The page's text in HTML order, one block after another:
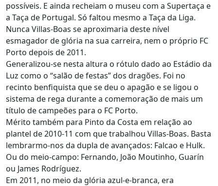
possíveis. E ainda recheiam o museu com a Supertaça e
a Taça de Portugal. Só faltou mesmo a Taça da Liga.
Nunca Villas-Boas se aproximaria deste nível
esmagador de glória na sua carreira, nem o próprio FC
Porto depois de 2011.
Generalizou-se nesta altura o rótulo dado ao Estádio da
Luz como o “salão de festas” dos dragões. Foi no
recinto benfiquista que se deu o apagão e se ligou o
sistema de rega durante a comemoração de mais um
título de campeões para o FC Porto.
Mérito também para Pinto da Costa em relação ao
plantel de 2010-11 com que trabalhou Villas-Boas. Basta
lembrarmo-nos da dupla de avançados: Falcao e Hulk.
Ou do meio-campo: Fernando, João Moutinho, Guarín
ou James Rodríguez.
Em 2011, no meio da glória azul-e-branca, era